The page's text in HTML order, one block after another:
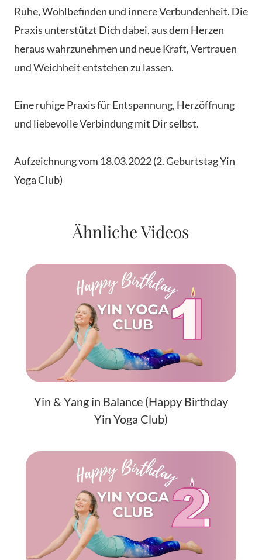
Ruhe, Wohlbefinden und innere Verbundenheit. Die
Praxis unterstützt Dich dabei, aus dem Herzen
heraus wahrzunehmen und neue Kraft, Vertrauen
und Weichheit entstehen zu lassen.
Eine ruhige Praxis für Entspannung, Herzöffnung
und liebevolle Verbindung mit Dir selbst.
Aufzeichnung vom 18.03.2022 (2. Geburtstag Yin
Yoga Club)
Ähnliche Videos
Yin & Yang in Balance (Happy Birthday
Yin Yoga Club)